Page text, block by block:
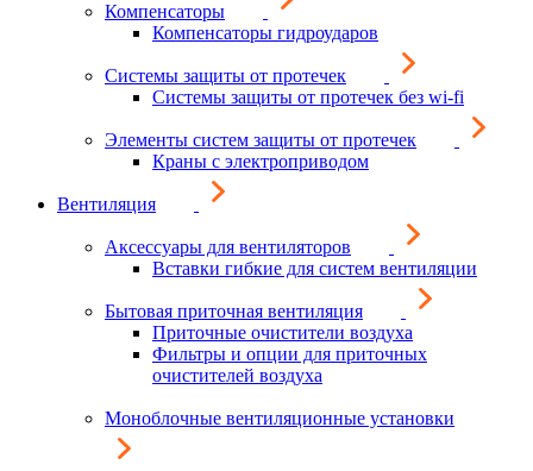
Компенсаторы
Компенсаторы гидроударов
Системы защиты от протечек
Системы защиты от протечек без wi-fi
Элементы систем защиты от протечек
Краны с электроприводом
Вентиляция
Аксессуары для вентиляторов
Вставки гибкие для систем вентиляции
Бытовая приточная вентиляция
Приточные очистители воздуха
Фильтры и опции для приточных
очистителей воздуха
Моноблочные вентиляционные установки